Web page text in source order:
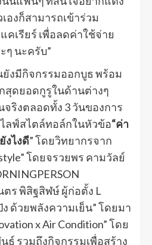
องก็สามารถเข้าร่วม
คเรียร์ เพื่อลดค่าใช้จ่าย
ๆ นะครับ”
งมีกิจกรรมออกบูธ พร้อม
ดยอดกูรูในด้านต่างๆ
ริงตลอดทั้ง 3 วันของการ
ลฟ์สไตล์ทอล์กในหัวข้อ“ค่า
งไงดี” โดยวิทยากรจาก
โดยจรวยพร คามวัลย์
ตร พิสิฐสิฬษ์ ผู้ก่อตั้ง L
ง ด้วยพลังความเย็น” โดยมา
x Air Condition” โดย
ธุ์ รวมถึงกิจกรรมเพื่อสร้าง